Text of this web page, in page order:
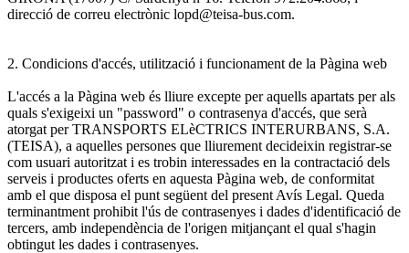
direcció de correu electrònic lopd@teisa-bus.com.
2. Condicions d'accés, utilització i funcionament de la Pàgina web
L'accés a la Pàgina web és lliure excepte per aquells apartats per als
quals s'exigeixi un "password" o contrasenya d'accés, que serà
atorgat per TRANSPORTS ELèCTRICS INTERURBANS, S.A.
(TEISA), a aquelles persones que lliurement decideixin registrar-se
com usuari autoritzat i es trobin interessades en la contractació dels
serveis i productes oferts en aquesta Pàgina web, de conformitat
amb el que disposa el punt següent del present Avís Legal. Queda
terminantment prohibit l'ús de contrasenyes i dades d'identificació de
tercers, amb independència de l'origen mitjançant el qual s'hagin
obtingut les dades i contrasenyes.